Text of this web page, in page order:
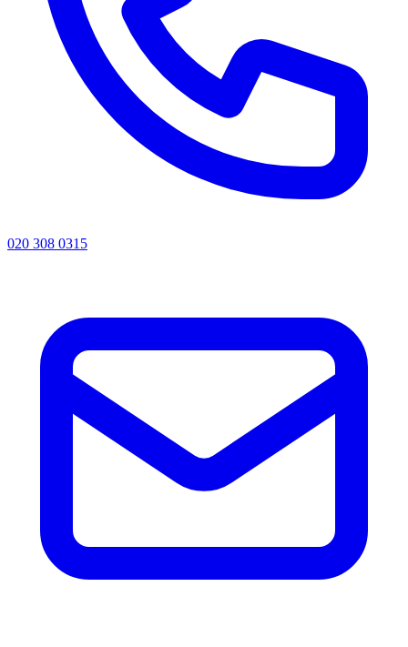
020 308 0315